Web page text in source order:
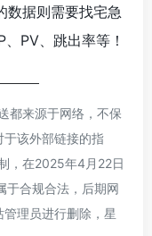
数据则需要找宅急
PV、跳出率等！
都来源于网络，不保
该外部链接的指
，在2025年4月22日
于合规合法，后期网
理员进行删除，星